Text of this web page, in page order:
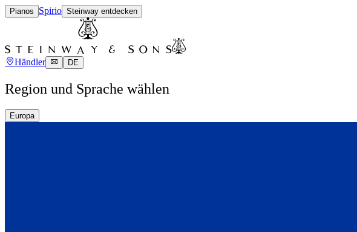
Pianos Spirio Steinway entdecken
Händler DE
Region und Sprache wählen
Europa